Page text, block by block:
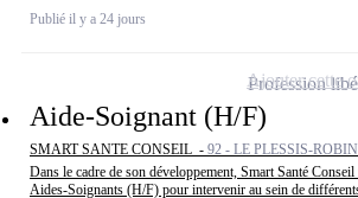
Publié il y a 24 jours
Aide-Soignant (H/F)
SMART SANTE CONSEIL - 92 - LE PLESSIS-
Dans le cadre de son développement, Smart Santé
Aides-Soignants (H/F) pour intervenir au sein de
Profession
Ajouter cette